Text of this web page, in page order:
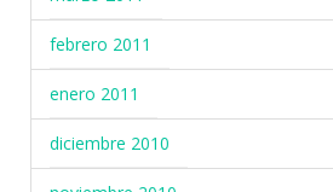
febrero 2011
enero 2011
diciembre 2010